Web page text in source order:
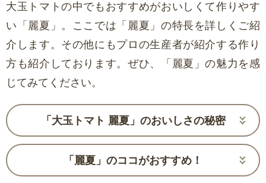
大玉トマトの中でもおすすめがおいしくて作りやす
い「麗夏」。ここでは「麗夏」の特長を詳しくご紹
介します。その他にもプロの生産者が紹介する作り
方も紹介しております。ぜひ、「麗夏」の魅力を感
じてみてください。
「大玉トマト 麗夏」のおいしさの秘密
「麗夏」のココがおすすめ！